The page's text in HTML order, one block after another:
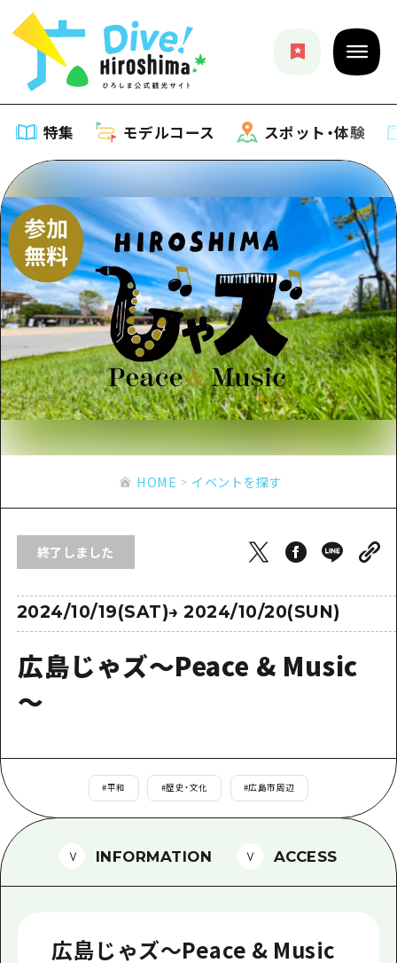
特集 モデルコース スポット・体験
特集
特集一覧
おすすめ
アート
イベント・祭り
グルメ・酒
サイクリング
ショッピング
ナイトライフ
世界遺産
学び・体験
歴史・文化
モデルコース
モデルコース一覧
Dive! Hiroshima 公式ガイド
広島もしもトラベル
あたらしい非日常
広島市周辺
安芸
備後
宮島周辺
山口県東部
半日
1泊2日
スポット・体験
スポット・体験一覧
広島市周辺
安芸
備後
備北
宮島周辺
山口県東部
愛媛県
島根県
イベント
旬情報
お役立ち情報
アクセス
二次交通まとめ
施設の混雑状況のお知らせ
手荷物預かり・配送サービス
観光案内所
広島県を訪れる外国人旅行者向け情報一
ボランティアガイド
ユニバーサルツーリズム
HOME
お問い合わせ
事業者・学校関係者の皆さま
HOME イベントを探す
終了しました
2024/10/19(SAT)→2024/10/20(SUN)
広島じゃズ～Peace & Music
～
#平和 #歴史・文化 #広島市周辺
INFORMATION ACCESS
広島じゃズ～Peace & Music